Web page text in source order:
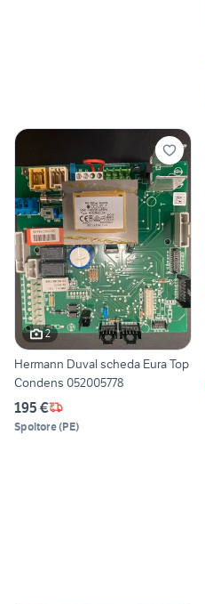
2
Hermann Duval scheda Eura Top
Condens 052005778
195 €
Spoltore(PE)